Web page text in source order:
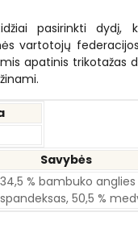
pasirinkti dydį,
vartotojų
apatinis trikotažas
Savybės
34,5 % bambuko anglies
spandeksas, 50,5 %